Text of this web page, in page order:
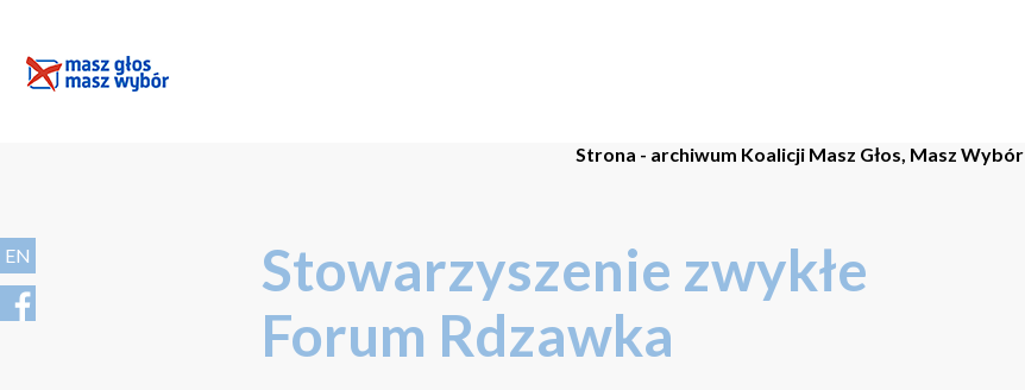
EN
Strona - archiwum Koalicji Masz Głos, Masz Wybór
Stowarzyszenie zwykłe
Forum Rdzawka